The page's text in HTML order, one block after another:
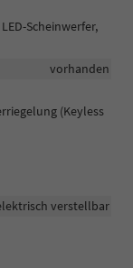
Scheinwerfer,
vorhanden
(Keyless
verstellbar